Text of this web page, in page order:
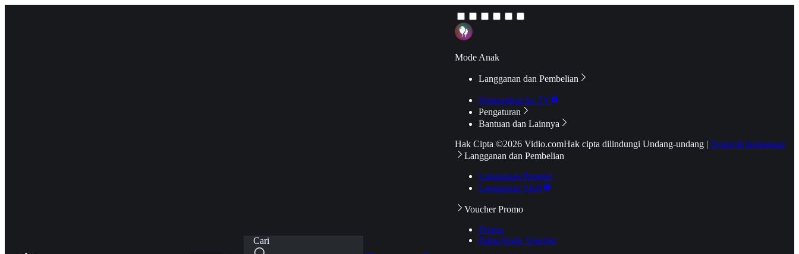
Cari
Mode Anak
Langganan dan Pembelian
Hubungkan ke TV
Pengaturan
Bantuan dan Lainnya
Hak Cipta ©2026 Vidio.comHak cipta dilindungi Undang-undang | Syarat & Ketentuan
Langganan dan Pembelian
Langganan Premier
Langganan Aktif
Voucher Promo
Promo
Pakai Kode Voucher